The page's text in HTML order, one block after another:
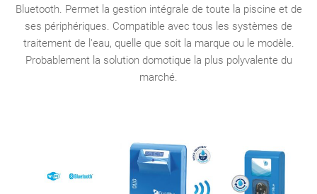
Bluetooth. Permet la gestion intégrale de toute la piscine et de
ses périphériques. Compatible avec tous les systèmes de
traitement de l'eau, quelle que soit la marque ou le modèle.
Probablement la solution domotique la plus polyvalente du
marché.